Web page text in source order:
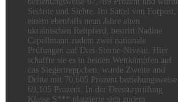
Sechste und Siebte. Im Sattel von Forpost,
einem ebenfalls neun Jahre alten
ukrainischen Reitpferd, bestritt Nadine
Capellmann zudem zwei nationale
Prüfungen auf Drei-Sterne-Niveau. Hier
schaffte sie es in beiden Wettkämpfen auf
das Siegertreppchen, wurde Zweite und
Dritte mit 70,605 Prozent beziehungsweise
69,105 Prozent. In der Dressurprüfung
Klasse S*** platzierte sich zudem